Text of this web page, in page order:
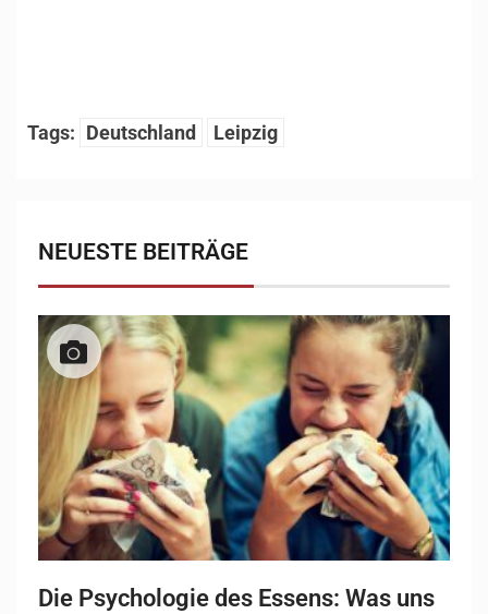
Tags: Deutschland Leipzig
NEUESTE BEITRÄGE
Die Psychologie des Essens: Was uns